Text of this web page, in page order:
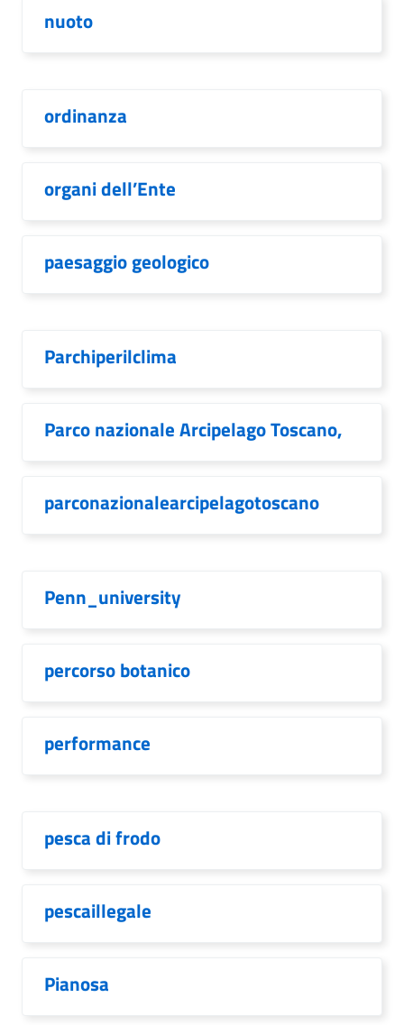
nuoto
ordinanza
organi dell’Ente
paesaggio geologico
Parchiperilclima
Parco nazionale Arcipelago Toscano,
parconazionalearcipelagotoscano
Penn_university
percorso botanico
performance
pesca di frodo
pescaillegale
Pianosa